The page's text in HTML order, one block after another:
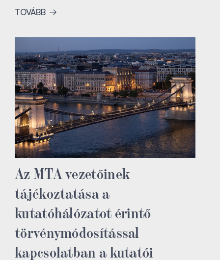
TOVÁBB
Az MTA vezetőinek
tájékoztatása a
kutatóhálózatot érintő
törvénymódosítással
kapcsolatban a kutatói